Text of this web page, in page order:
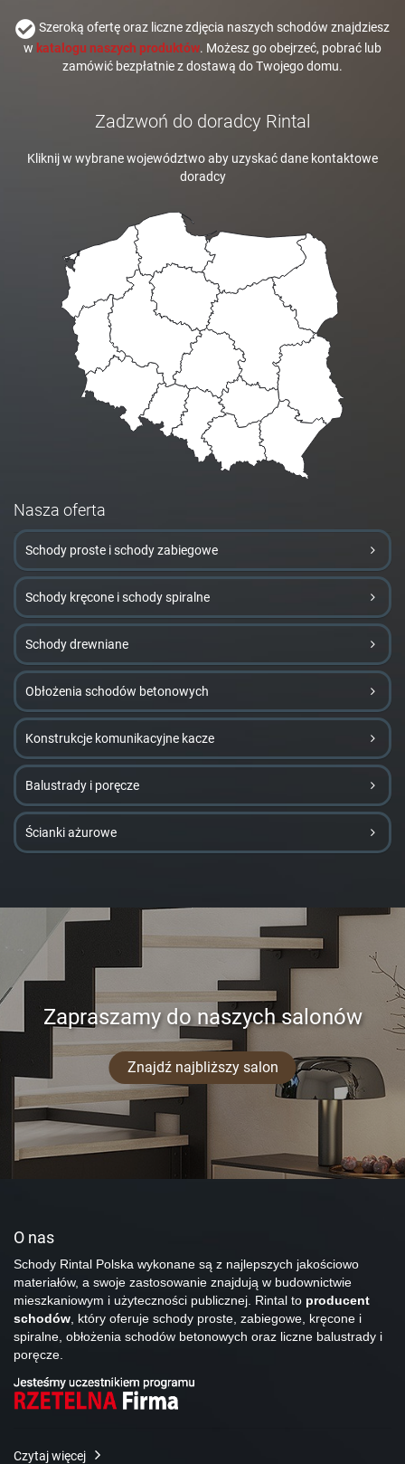
Szeroką ofertę oraz liczne zdjęcia naszych schodów znajdziesz
w katalogu naszych produktów. Możesz go obejrzeć, pobrać lub
zamówić bezpłatnie z dostawą do Twojego domu.
Zadzwoń do doradcy Rintal
Kliknij w wybrane województwo aby uzyskać dane kontaktowe
doradcy
Nasza oferta
Schody proste i schody zabiegowe
Schody kręcone i schody spiralne
Schody drewniane
Obłożenia schodów betonowych
Konstrukcje komunikacyjne kacze
Balustrady i poręcze
Ścianki ażurowe
Zapraszamy do naszych salonów
Znajdź najbliższy salon
O nas
Schody Rintal Polska wykonane są z najlepszych jakościowo
materiałów, a swoje zastosowanie znajdują w budownictwie
mieszkaniowym i użyteczności publicznej. Rintal to producent
schodów, który oferuje schody proste, zabiegowe, kręcone i
spiralne, obłożenia schodów betonowych oraz liczne balustrady i
poręcze.
Czytaj więcej